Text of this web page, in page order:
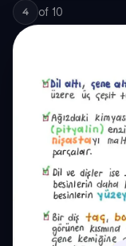
4 of 10